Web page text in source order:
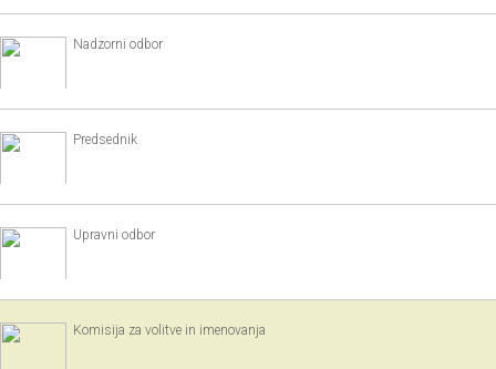
Nadzorni odbor
Predsednik
Upravni odbor
Komisija za volitve in imenovanja